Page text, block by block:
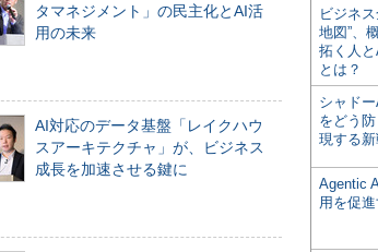
タマネジメント」の民主化とAI活
用の未来
AI対応のデータ基盤「レイクハウ
スアーキテクチャ」が、ビジネス
成長を加速させる鍵に
ビジネ
地図”、
拓く人
とは？
シャド
をどう
現する
Agentic
用を促